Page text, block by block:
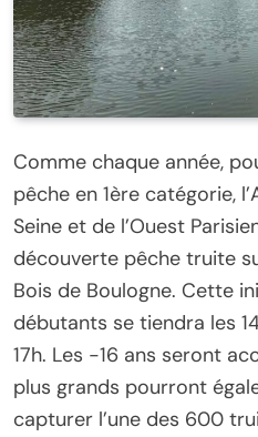
Comme chaque année,
pêche en 1ère catégorie,
Seine et de l’Ouest
découverte pêche truite
Bois de Boulogne. Cette
débutants se tiendra les
17h. Les -16 ans seront
plus grands pourront
capturer l’une des 600